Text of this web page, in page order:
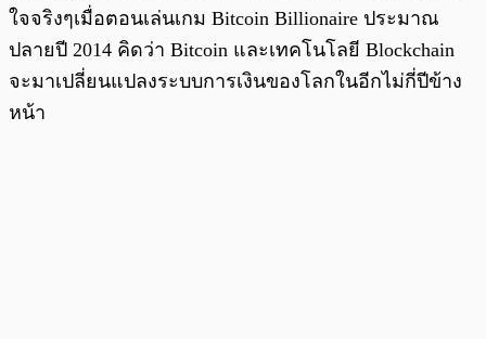
ใจจริงๆเมื่อตอนเล่นเกม Bitcoin Billionaire ประมาณ
ปลายปี 2014 คิดว่า Bitcoin และเทคโนโลยี Blockchain
จะมาเปลี่ยนแปลงระบบการเงินของโลกในอีกไม่กี่ปีข้าง
หน้า